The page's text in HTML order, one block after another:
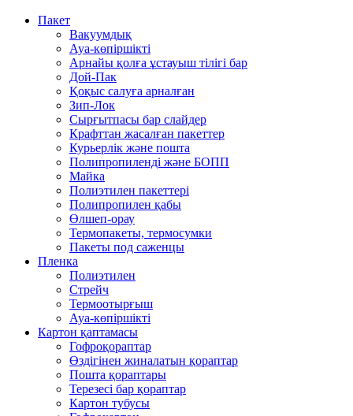
Пакет
Вакуумдық
Ауа-көпіршікті
Арнайы қолға ұстауыш тілігі бар
Дой-Пак
Қоқыс салуға арналған
Зип-Лок
Сырғытпасы бар слайдер
Крафттан жасалған пакеттер
Курьерлік және пошта
Полипропиленді және БОПП
Майка
Полиэтилен пакеттері
Полипропилен қабы
Өлшеп-орау
Термопакеты, термосумки
Пакеты под саженцы
Пленка
Полиэтилен
Стрейч
Термоотырғыш
Ауа-көпіршікті
Картон қаптамасы
Гофроқораптар
Өздігінен жиналатын қораптар
Пошта қораптары
Терезесі бар қораптар
Картон тубусы